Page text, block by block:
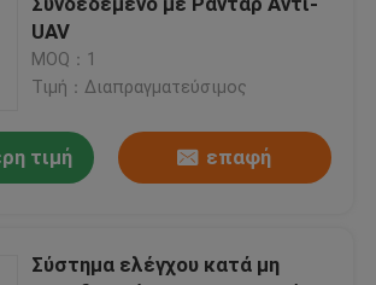
παρακολούθησης
λήψης εικόνων
λήψης εικόνων
UAV
MOQ：1
Τιμή：Διαπραγματεύσιμος
τιμή επαφή
Σύστημα ελέγχου κατά μη